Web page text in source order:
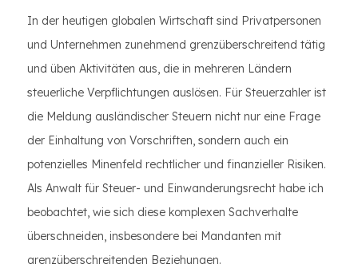
In der heutigen globalen Wirtschaft sind Privatpersonen
und Unternehmen zunehmend grenzüberschreitend tätig
und üben Aktivitäten aus, die in mehreren Ländern
steuerliche Verpflichtungen auslösen. Für Steuerzahler ist
die Meldung ausländischer Steuern nicht nur eine Frage
der Einhaltung von Vorschriften, sondern auch ein
potenzielles Minenfeld rechtlicher und finanzieller Risiken.
Als Anwalt für Steuer- und Einwanderungsrecht habe ich
beobachtet, wie sich diese komplexen Sachverhalte
überschneiden, insbesondere bei Mandanten mit
grenzüberschreitenden Beziehungen.